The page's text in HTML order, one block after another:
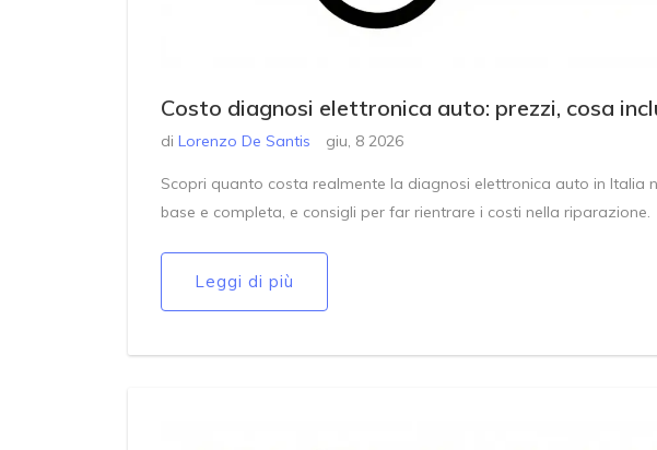
Costo diagnosi elettronica auto: prezzi, cosa
di Lorenzo De Santis giu, 8 2026
Scopri quanto costa realmente la diagnosi elettronica auto in Italia
base e completa, e consigli per far rientrare i costi nella riparazione.
Leggi di più